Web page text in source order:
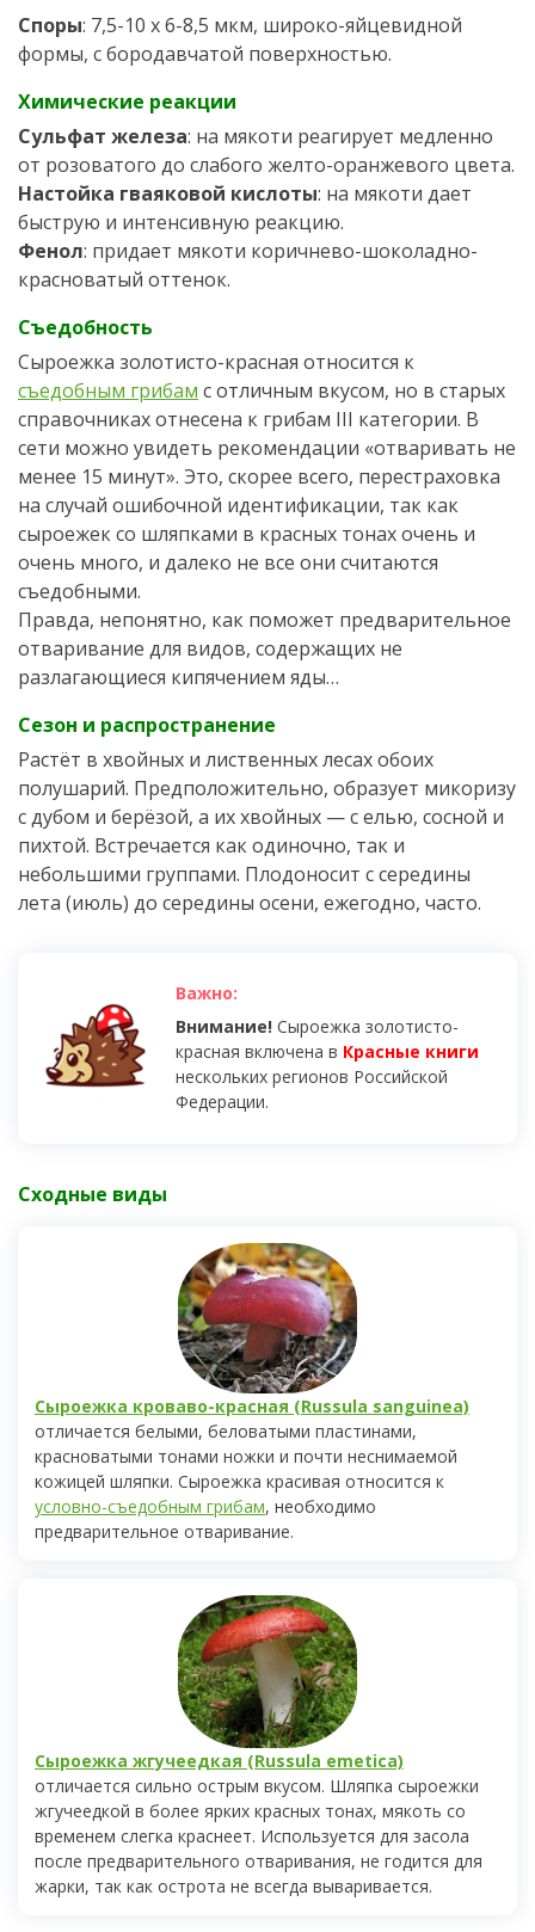
Споры: 7,5-10 х 6-8,5 мкм, широко-яйцевидной
формы, с бородавчатой поверхностью.
Химические реакции
Сульфат железа: на мякоти реагирует медленно
от розоватого до слабого желто-оранжевого цвета.
Настойка гваяковой кислоты: на мякоти дает
быструю и интенсивную реакцию.
Фенол: придает мякоти коричнево-шоколадно-
красноватый оттенок.
Съедобность
Сыроежка золотисто-красная относится к
съедобным грибам с отличным вкусом, но в старых
справочниках отнесена к грибам III категории. В
сети можно увидеть рекомендации «отваривать не
менее 15 минут». Это, скорее всего, перестраховка
на случай ошибочной идентификации, так как
сыроежек со шляпками в красных тонах очень и
очень много, и далеко не все они считаются
съедобными.
Правда, непонятно, как поможет предварительное
отваривание для видов, содержащих не
разлагающиеся кипячением яды…
Сезон и распространение
Растёт в хвойных и лиственных лесах обоих
полушарий. Предположительно, образует микоризу
с дубом и берёзой, а их хвойных — с елью, сосной и
пихтой. Встречается как одиночно, так и
небольшими группами. Плодоносит с середины
лета (июль) до середины осени, ежегодно, часто.
Внимание! Сыроежка золотисто-
красная включена в Красные книги
нескольких регионов Российской
Федерации.
Сходные виды
Сыроежка кроваво-красная (Russula sanguinea)
отличается белыми, беловатыми пластинами,
красноватыми тонами ножки и почти неснимаемой
кожицей шляпки. Сыроежка красивая относится к
условно-съедобным грибам, необходимо
предварительное отваривание.
Сыроежка жгучеедкая (Russula emetica)
отличается сильно острым вкусом. Шляпка сыроежки
жгучеедкой в более ярких красных тонах, мякоть со
временем слегка краснеет. Используется для засола
после предварительного отваривания, не годится для
жарки, так как острота не всегда вываривается.